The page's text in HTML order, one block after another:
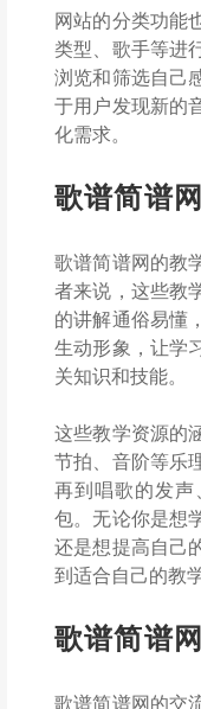
网站的分类功能
类型、歌手等进
浏览和筛选自己
于用户发现新的
化需求。
歌谱简谱
歌谱简谱网的教
者来说，这些教
的讲解通俗易懂
生动形象，让学
关知识和技能。
这些教学资源的
节拍、音阶等乐
再到唱歌的发
包。无论你是想
还是想提高自己
到适合自己的教学
歌谱简谱
歌谱简谱网的交